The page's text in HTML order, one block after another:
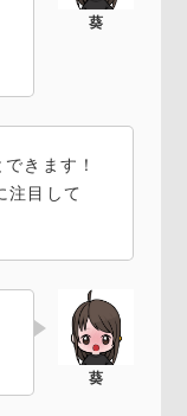
きます！
注目して